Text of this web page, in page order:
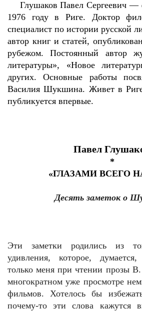
Глушаков Павел Сергеевич —
1976 году в Риге. Доктор
специалист по истории русской
автор книг и статей,
рубежом. Постоянный автор
литературы», «Новое
других. Основные работы
Василия Шукшина. Живет в
публикуется впервые.
Павел
*
«ГЛАЗАМИ ВСЕГО
Десять заметок о
Эти заметки родились из
удивления, которое,
только меня при чтении прозы
многократном уже просмотре
фильмов. Хотелось бы
почему-то эти слова кажутся